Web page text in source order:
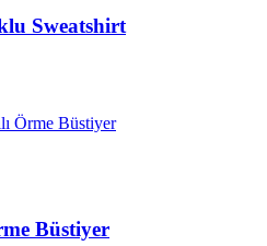
Sweatshirt
Büstiyer